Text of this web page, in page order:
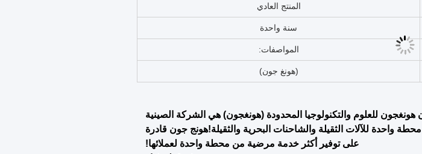
في المخزون
شاحنة 835
آلات البناء
الحزمة الأصلية
سنة واحدة
بطاقات الكرتون/الوعاء الخشبي